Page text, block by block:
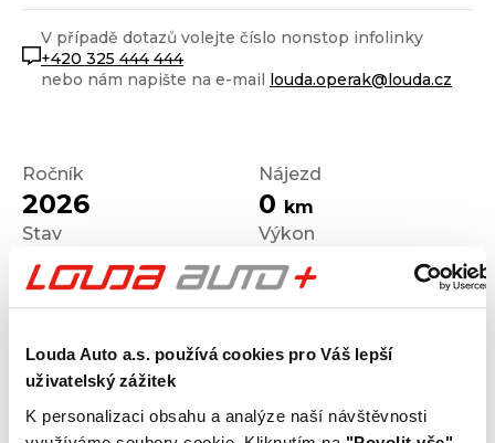
Louda Auto a.s. používá cookies pro Váš lepší
uživatelský zážitek
K personalizaci obsahu a analýze naší návštěvnosti
Ročník
2026
Nájezd
0 km
Stav
Nové
Výkon
104
Palivo
Převodovka
V případě dotazů volejte číslo nonstop infolinky
+420 325 444 444
nebo nám napište na e-mail
louda.operak@louda.cz